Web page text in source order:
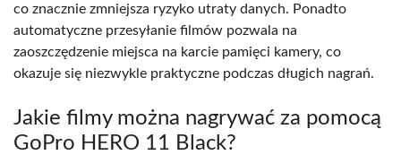
co znacznie zmniejsza ryzyko utraty danych. Ponadto
automatyczne przesyłanie filmów pozwala na
zaoszczędzenie miejsca na karcie pamięci kamery, co
okazuje się niezwykle praktyczne podczas długich nagrań.
Jakie filmy można nagrywać za pomocą
GoPro HERO 11 Black?